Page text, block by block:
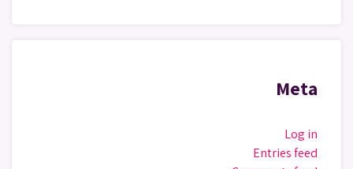
Meta
Log in
Entries feed